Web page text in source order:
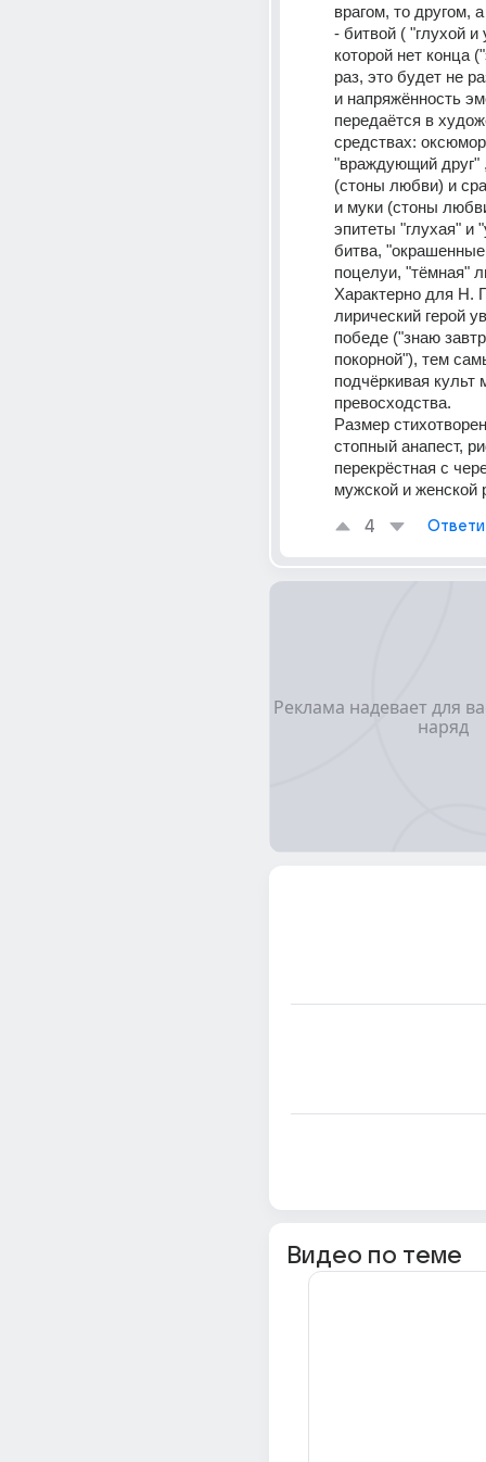
врагом, то другом,
- битвой ( "глухой и
которой нет конца
раз, это будет не
и напряжённость
передаётся в
средствах:
"враждующий
(стоны любви) и
и муки (стоны
эпитеты "глухая" и
битва,
поцелуи, "тёмная"
Характерно для Н.
лирический герой
победе ("знаю
покорной"), тем
подчёркивая культ
превосходства.
Размер
стопный анапест,
перекрёстная с
мужской и женской
4
Видео по теме